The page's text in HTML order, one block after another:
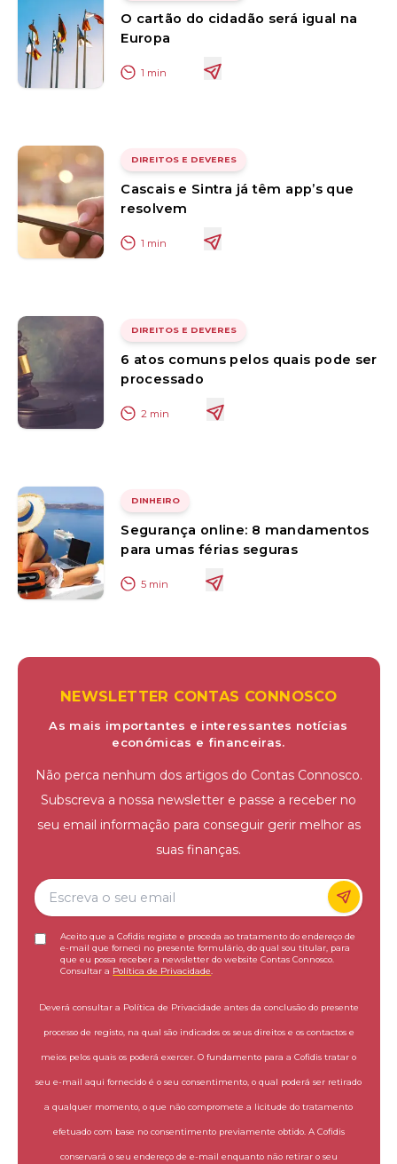
O cartão do cidadão será igual na
Europa
1 min
DIREITOS E DEVERES
Cascais e Sintra já têm app’s que
resolvem
1 min
DIREITOS E DEVERES
6 atos comuns pelos quais pode ser
processado
2 min
DINHEIRO
Segurança online: 8 mandamentos
para umas férias seguras
5 min
NEWSLETTER CONTAS CONNOSCO
As mais importantes e interessantes notícias
económicas e financeiras.
Não perca nenhum dos artigos do Contas Connosco.
Subscreva a nossa newsletter e passe a receber no
seu email informação para conseguir gerir melhor as
suas finanças.
Aceito que a Cofidis registe e proceda ao tratamento do endereço de
e-mail que forneci no presente formulário, do qual sou titular, para
que eu possa receber a newsletter do website Contas Connosco.
Consultar a Política de Privacidade
Deverá consultar a Política de Privacidade antes da conclusão do presente
processo de registo, na qual são indicados os seus direitos e os contactos e
meios pelos quais os poderá exercer. O fundamento para a Cofidis tratar o
seu e-mail aqui fornecido é o seu consentimento, o qual poderá ser retirado
a qualquer momento, o que não compromete a licitude do tratamento
efetuado com base no consentimento previamente obtido. A Cofidis
conservará o seu endereço de e-mail enquanto não retirar o seu